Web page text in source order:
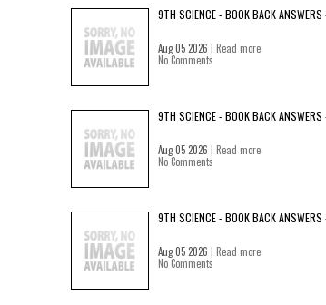
9TH SCIENCE - BOOK BACK
Aug 05 2026 | Read more
No Comments
9TH SCIENCE - BOOK BACK
Aug 05 2026 | Read more
No Comments
9TH SCIENCE - BOOK BACK
Aug 05 2026 | Read more
No Comments